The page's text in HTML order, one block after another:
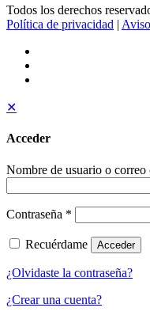
Todos los derechos
Política de privacidad |
✕
Acceder
Nombre de usuario o correo
Contraseña *
Recuérdame Acceder
¿Olvidaste la contraseña?
¿Crear una cuenta?